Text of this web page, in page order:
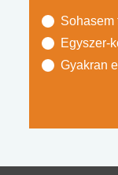
Sohasem
Egyszer-
Gyakran